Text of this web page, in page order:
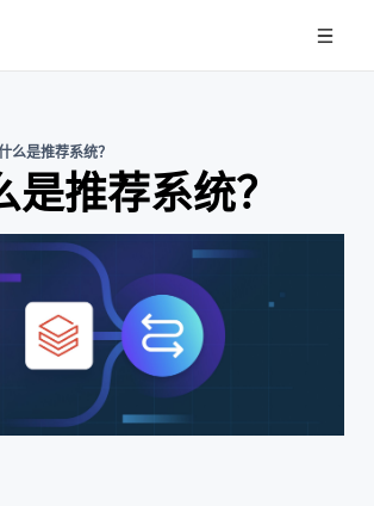
么是推荐系统？
是推荐系统？